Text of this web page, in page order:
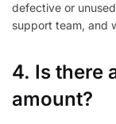
defective or
support team, and
4. Is there
amount?